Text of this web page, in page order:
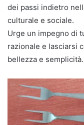
dei passi indietro
culturale e sociale.
Urge un impegno di
razionale e lasciarsi
bellezza e semplicità.